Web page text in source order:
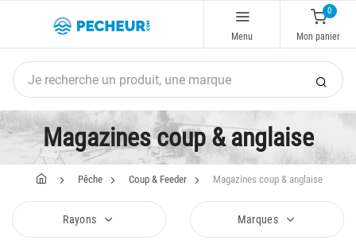
Menu
0
Mon panier
Magazines coup & anglaise
Pêche Coup & Feeder Magazines coup & anglaise
Rayons Marques